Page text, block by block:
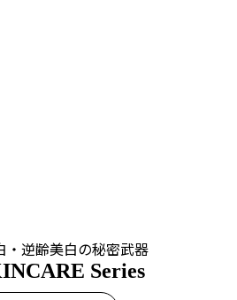
・逆齢美白の秘密武器
Series